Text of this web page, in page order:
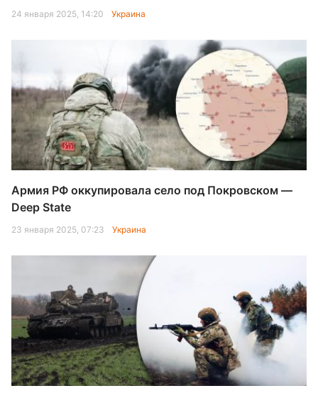
24 января 2025, 14:20 Украина
Армия РФ оккупировала село под Покровском —
Deep State
23 января 2025, 07:23 Украина